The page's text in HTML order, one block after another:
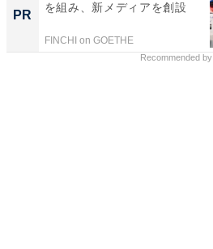
PR
を組み、新メディアを創設
FINCHI on GOETHE
Recommended by